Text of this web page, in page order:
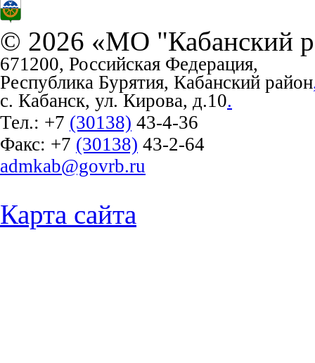
© 2026 «МО "Кабанский
671200, Российская Федерация,
Республика Бурятия, Кабанский район
с. Кабанск, ул. Кирова, д.10.
Тел.: +7 (30138) 43-4-36
Факс: +7 (30138) 43-2-64
admkab@govrb.ru
Карта сайта